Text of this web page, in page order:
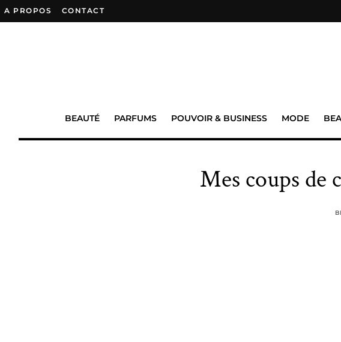
A PROPOS CONTACT
BEAUTÉ PARFUMS POUVOIR & BUSINESS MODE
Mes coups de